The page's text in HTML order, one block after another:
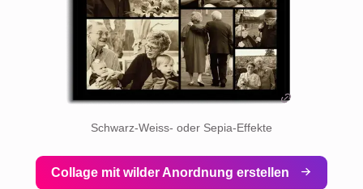
Schwarz-Weiss- oder Sepia-Effekte
Collage mit wilder Anordnung erstellen